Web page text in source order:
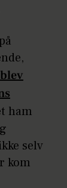
ham
selv
kom